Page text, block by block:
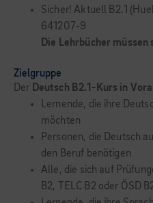
Sicher! Aktuell B2.1
641207-9
Die Lehrbücher
Zielgruppe
Der Deutsch B2.1-Kurs in
Lernende, die ihre
möchten
Personen, die Deutsch
den Beruf benötigen
Alle, die sich auf
B2, TELC B2 oder ÖSD